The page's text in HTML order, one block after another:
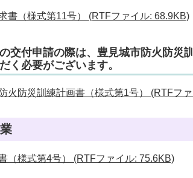
書（様式第11号） (RTFファイル: 68.9KB)
交付申請の際は、豊見城市防火防災
く必要がございます。
火防災訓練計画書（様式第1号） (RTFフ
（様式第4号） (RTFファイル: 75.6KB)